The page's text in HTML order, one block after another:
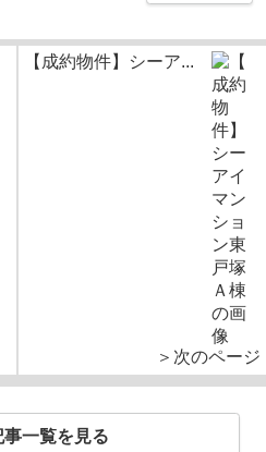
【成約物件】シーア...
＞次のページ
事一覧を見る